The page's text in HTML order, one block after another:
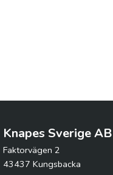
Knapes Sverige AB
Faktorvägen 2
43437 Kungsbacka